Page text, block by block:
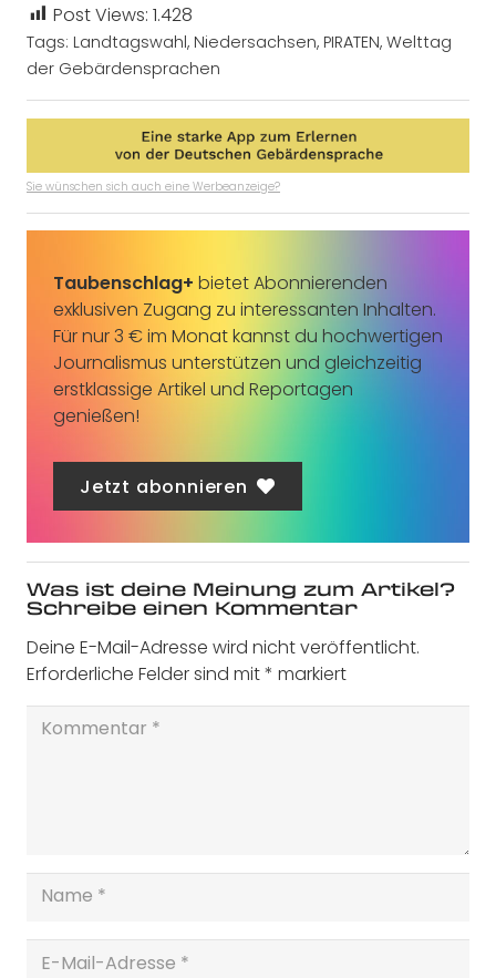
Post Views: 1.428
Tags: Landtagswahl, Niedersachsen, PIRATEN, Welttag
der Gebärdensprachen
Sie wünschen sich auch eine Werbeanzeige?
Taubenschlag+ bietet Abonnierenden
exklusiven Zugang zu interessanten Inhalten.
Für nur 3 € im Monat kannst du hochwertigen
Journalismus unterstützen und gleichzeitig
erstklassige Artikel und Reportagen
genießen!
Jetzt abonnieren
Was ist deine Meinung zum Artikel?
Schreibe einen Kommentar
Deine E-Mail-Adresse wird nicht veröffentlicht.
Erforderliche Felder sind mit* markiert